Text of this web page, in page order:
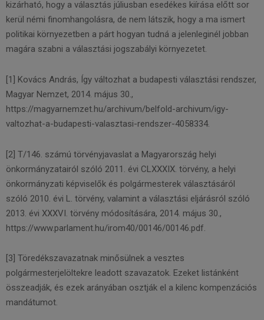
kizárható, hogy a választás júliusban esedékes kiírása előtt sor
kerül némi finomhangolásra, de nem látszik, hogy a ma ismert
politikai környezetben a párt hogyan tudná a jelenleginél jobban
magára szabni a választási jogszabályi környezetet.
[1] Kovács András, Így változhat a budapesti választási rendszer,
Magyar Nemzet, 2014. május 30.,
https://magyarnemzet.hu/archivum/belfold-archivum/igy-
valtozhat-a-budapesti-valasztasi-rendszer-4058334.
[2] T/146. számú törvényjavaslat a Magyarország helyi
önkormányzatairól szóló 2011. évi CLXХХIX. törvény, а helyi
önkormányzati képviselők és polgármesterek választásáról
szóló 2010. évi L. törvény, valamint а választási eljárásról szóló
2013. évi XXXVI. törvény módosítására, 2014. május 30.,
https://www.parlament.hu/irom40/00146/00146.pdf.
[3] Töredékszavazatnak minősülnek a vesztes
polgármesterjelöltekre leadott szavazatok. Ezeket listánként
összeadják, és ezek arányában osztják el a kilenc kompenzációs
mandátumot.